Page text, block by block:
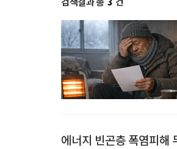
에너지 빈곤층 폭염피해